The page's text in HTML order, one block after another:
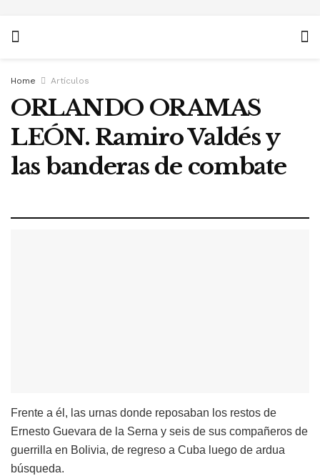
Home Artículos
ORLANDO ORAMAS
LEÓN. Ramiro Valdés y
las banderas de combate
Frente a él, las urnas donde reposaban los restos de
Ernesto Guevara de la Serna y seis de sus compañeros de
guerrilla en Bolivia, de regreso a Cuba luego de ardua
búsqueda.